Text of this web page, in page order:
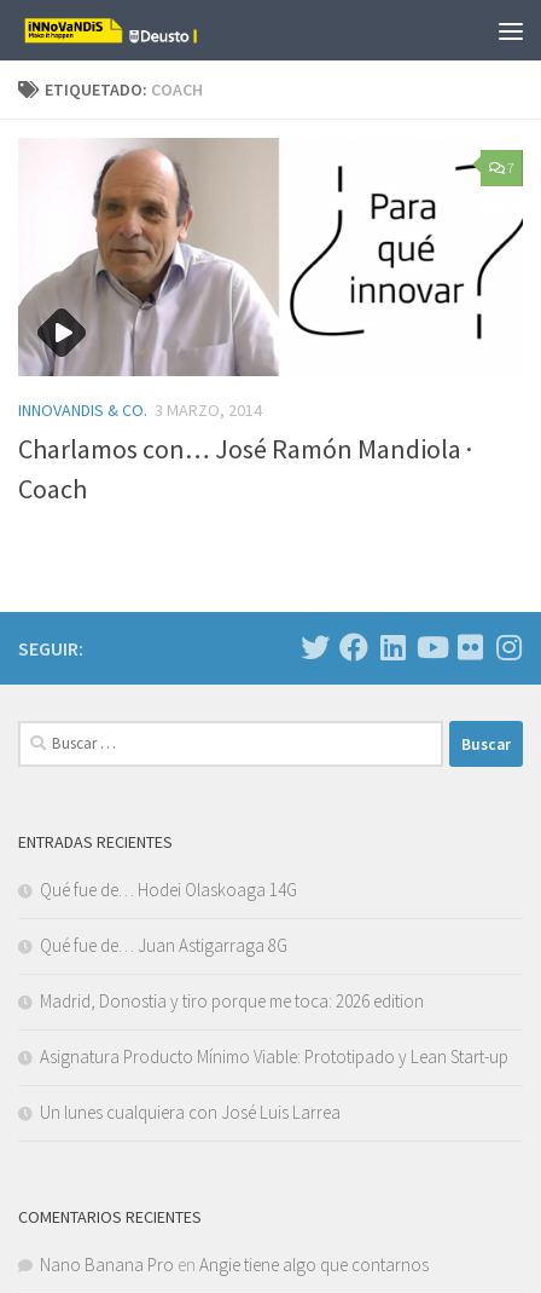
Saltar al contenido
ETIQUETADO: COACH
7
INNOVANDIS & CO. 3 MARZO, 2014
Charlamos con… José Ramón Mandiola ·
Coach
SEGUIR:
Buscar:
ENTRADAS RECIENTES
Qué fue de… Hodei Olaskoaga 14G
Qué fue de… Juan Astigarraga 8G
Madrid, Donostia y tiro porque me toca: 2026 edition
Asignatura Producto Mínimo Viable: Prototipado y Lean Start-up
Un lunes cualquiera con José Luis Larrea
COMENTARIOS RECIENTES
Nano Banana Pro en Angie tiene algo que contarnos